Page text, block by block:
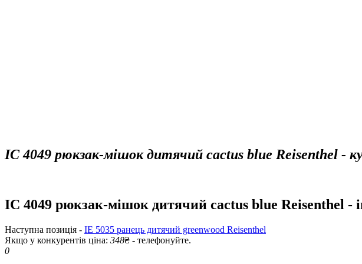
IC 4049 рюкзак-мішок дитячий cactus blue Reisenthel -
IC 4049 рюкзак-мішок дитячий cactus blue Reisenthel -
Наступна позиція - IE 5035 ранець дитячий greenwood Reisenthel
Якщо у конкурентів ціна: 348₴ - телефонуйте.
0